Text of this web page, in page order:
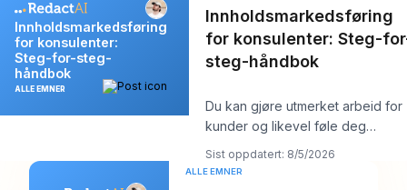
Innholdsmarkedsføring
for konsulenter:
Steg-for-steg-
håndbok
ALLE EMNER
Innholdsmarkedsføring
for konsulenter: Steg-
steg-håndbok
Du kan gjøre utmerket arbeid for
kunder og likevel føle deg
merkelig usynlig på nettet.
Arbeidet bli
Sist oppdatert: 8/5/2026
ALLE EMNER